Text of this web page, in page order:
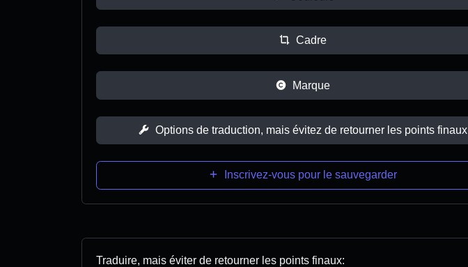
Cadre
Marque
Options de traduction, mais évitez de retourner les points finaux
Inscrivez-vous pour le sauvegarder
Traduire, mais éviter de retourner les points finaux: